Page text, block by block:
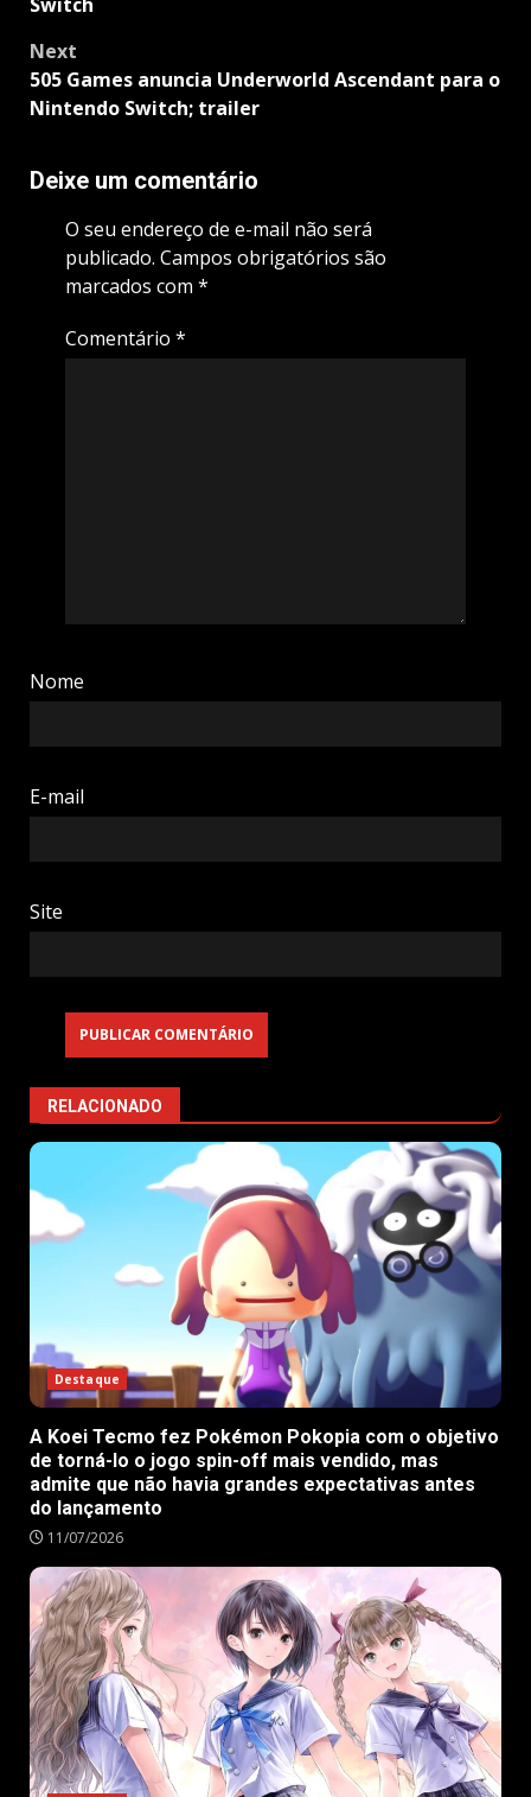
Next
505 Games anuncia Underworld Ascendant para o
Nintendo Switch; trailer
Deixe um comentário
O seu endereço de e-mail não será
publicado. Campos obrigatórios são
marcados com *
Comentário *
Nome
E-mail
Site
RELACIONADO
Destaque
A Koei Tecmo fez Pokémon Pokopia com o objetivo
de torná-lo o jogo spin-off mais vendido, mas
admite que não havia grandes expectativas antes
do lançamento
11/07/2026